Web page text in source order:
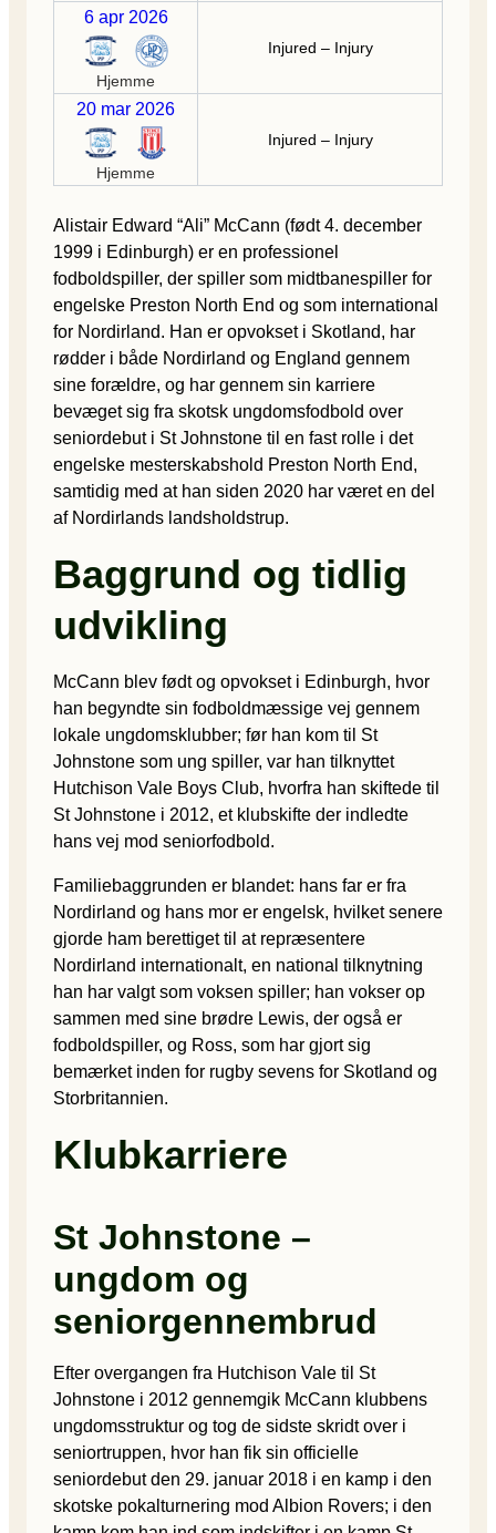
6 apr 2026
Hjemme
Injured – Injury
20 mar 2026
Hjemme
Injured – Injury
Alistair Edward “Ali” McCann (født 4. december
1999 i Edinburgh) er en professionel
fodboldspiller, der spiller som midtbanespiller for
engelske Preston North End og som international
for Nordirland. Han er opvokset i Skotland, har
rødder i både Nordirland og England gennem
sine forældre, og har gennem sin karriere
bevæget sig fra skotsk ungdomsfodbold over
seniordebut i St Johnstone til en fast rolle i det
engelske mesterskabshold Preston North End,
samtidig med at han siden 2020 har været en del
af Nordirlands landsholdstrup.
Baggrund og tidlig
udvikling
McCann blev født og opvokset i Edinburgh, hvor
han begyndte sin fodboldmæssige vej gennem
lokale ungdomsklubber; før han kom til St
Johnstone som ung spiller, var han tilknyttet
Hutchison Vale Boys Club, hvorfra han skiftede til
St Johnstone i 2012, et klubskifte der indledte
hans vej mod seniorfodbold.
Familiebaggrunden er blandet: hans far er fra
Nordirland og hans mor er engelsk, hvilket senere
gjorde ham berettiget til at repræsentere
Nordirland internationalt, en national tilknytning
han har valgt som voksen spiller; han vokser op
sammen med sine brødre Lewis, der også er
fodboldspiller, og Ross, som har gjort sig
bemærket inden for rugby sevens for Skotland og
Storbritannien.
Klubkarriere
St Johnstone –
ungdom og
seniorgennembrud
Efter overgangen fra Hutchison Vale til St
Johnstone i 2012 gennemgik McCann klubbens
ungdomsstruktur og tog de sidste skridt over i
seniortruppen, hvor han fik sin officielle
seniordebut den 29. januar 2018 i en kamp i den
skotske pokalturnering mod Albion Rovers; i den